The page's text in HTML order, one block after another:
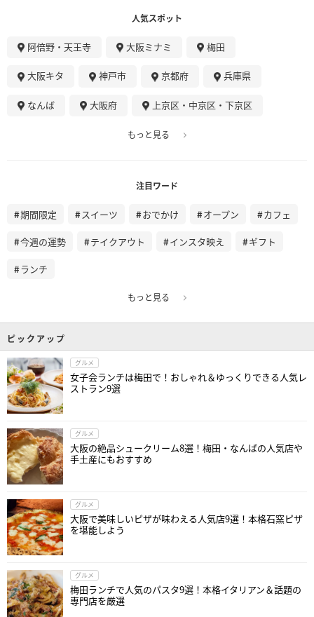
人気スポット
阿倍野・天王寺 大阪ミナミ 梅田
大阪キタ 神戸市 京都府 兵庫県
なんば 大阪府 上京区・中京区・下京区
もっと見る
注目ワード
期間限定 スイーツ おでかけ オープン カフェ
今週の運勢 テイクアウト インスタ映え ギフト
ランチ
もっと見る
ピックアップ
グルメ
女子会ランチは梅田で！おしゃれ＆ゆっくりできる人気レ
ストラン9選
グルメ
大阪の絶品シュークリーム8選！梅田・なんばの人気店や
手土産にもおすすめ
グルメ
大阪で美味しいピザが味わえる人気店9選！本格石窯ピザ
を堪能しよう
グルメ
梅田ランチで人気のパスタ9選！本格イタリアン＆話題の
専門店を厳選